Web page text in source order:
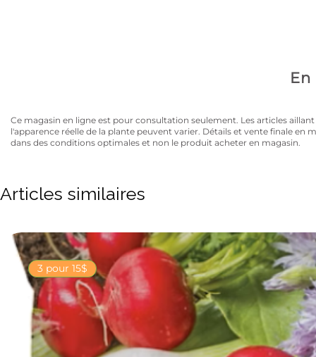
Ce magasin en ligne est pour consultation seulement. Les articles
l'apparence réelle de la plante peuvent varier. Détails et vente finale
dans des conditions optimales et non le produit acheter en magasin.
Articles similaires
3 pour 15$